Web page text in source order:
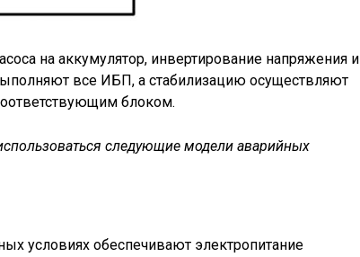
на аккумулятор, инвертирование напряжения и
все ИБП, а стабилизацию осуществляют
блоком.
следующие модели аварийных
условиях обеспечивают электропитание